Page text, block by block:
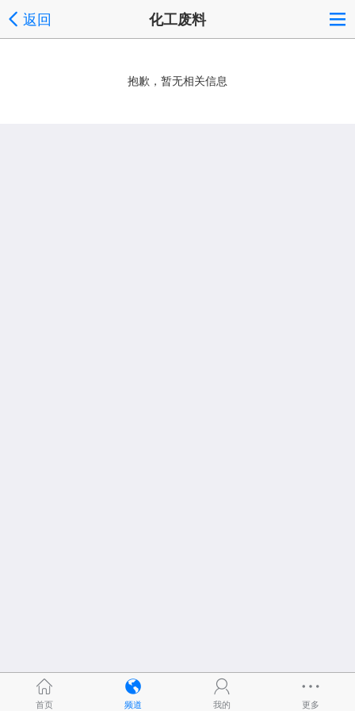
返回 化工废料
抱歉，暂无相关信息
首页 频道 我的 更多